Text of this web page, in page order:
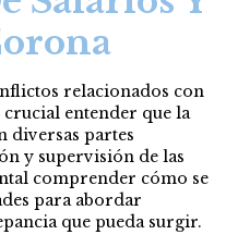
relacionados con
entender que la
diversas partes
y supervisión de las
comprender cómo se
para abordar
que pueda surgir.